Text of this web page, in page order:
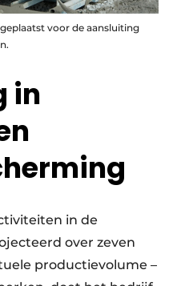
voor de aansluiting
in
in de
over zeven
productievolume –